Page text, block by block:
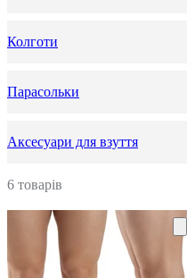
Колготи
Парасольки
Аксесуари для взуття
6 товарів